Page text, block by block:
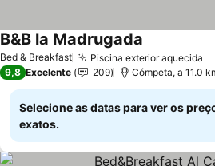
Bed & Breakfast Piscina exterior aquecida
B&B la Madrugada
9,8 Excelente 209 Cómpeta, a 11.0
Selecione as datas para ver os
exatos.